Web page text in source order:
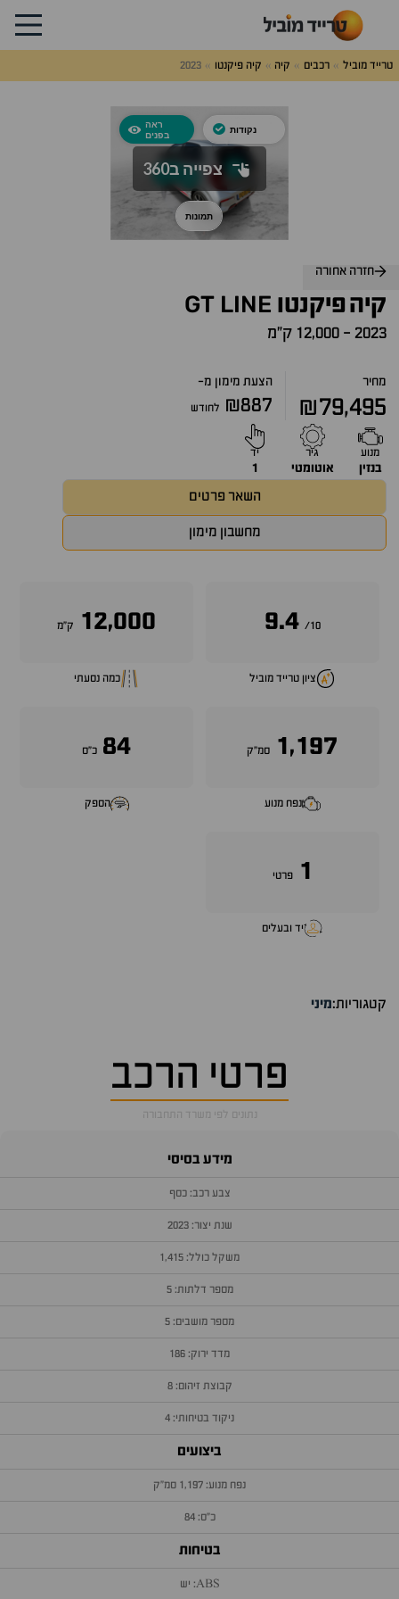
טרייד מוביל רכבים קיה קיה פיקנטו 2023
חזרה אחורה
קיהפיקנטו GT LINE
2023
- 12,000 ק״מ
מחיר
₪79,495
הצעת מימון מ-
₪887 לחודש
מנוע
בנזין
גיר
אוטומטי
יד
1
השאר פרטים
מחשבון מימון
10/
9.4
ציון טרייד מוביל
12,000 ק״מ
כמה נסעתי
1,197 סמ״ק
נפח מנוע
84 כ״ס
הספק
1 פרטי
יד ובעלים
קטגוריות:מיני
פרטי הרכב
נתונים לפי משרד התחבורה
מידע בסיסי
צבע רכב: כסף
שנת יצור: 2023
משקל כולל: 1,415
מספר דלתות: 5
מספר מושבים: 5
מדד ירוק: 186
קבוצת זיהום: 8
ניקוד בטיחותי: 4
ביצועים
נפח מנוע: 1,197 סמ״ק
כ״ס: 84
בטיחות
ABS: יש